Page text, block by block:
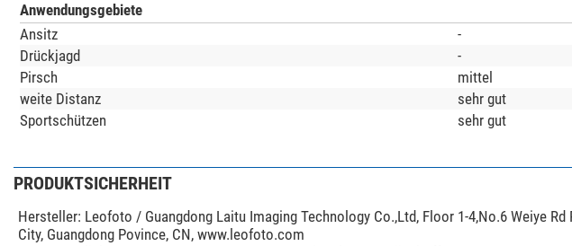
Anwendungsgebiete
Ansitz
-
Drückjagd
-
Pirsch
mittel
weite Distanz
sehr gut
Sportschützen
sehr gut
PRODUKTSICHERHEIT
Hersteller: Leofoto / Guangdong Laitu Imaging Technology Co.,Ltd, Floor 1-4,No.6 Weiye
City, Guangdong Povince, CN, www.leofoto.com